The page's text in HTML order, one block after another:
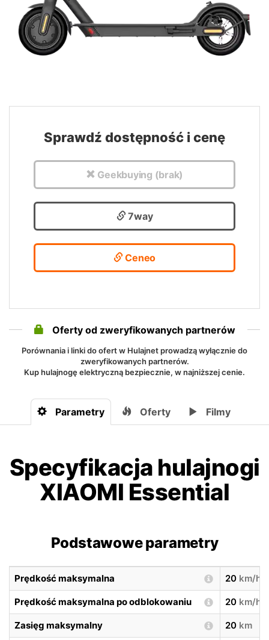
Sprawdź dostępność i cenę
Geekbuying (brak)
7way
Ceneo
Oferty od zweryfikowanych partnerów
Porównania i linki do ofert w Hulajnet prowadzą wyłącznie do
zweryfikowanych partnerów.
Kup hulajnogę elektryczną bezpiecznie, w najniższej cenie.
Parametry Oferty Filmy
Specyfikacja hulajnogi
XIAOMI Essential
Podstawowe parametry
Prędkość maksymalna 20 km/h
Prędkość maksymalna po odblokowaniu 20 km/h
Zasięg maksymalny 20 km